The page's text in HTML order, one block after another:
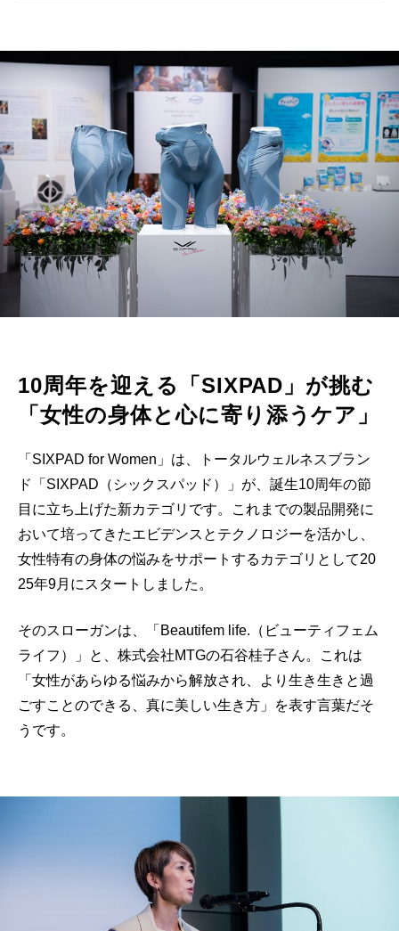
10周年を迎える「SIXPAD」が挑む
「女性の身体と心に寄り添うケア」
「SIXPAD for Women」は、トータルウェルネスブラン
ド「SIXPAD（シックスパッド）」が、誕生10周年の節
目に立ち上げた新カテゴリです。これまでの製品開発に
おいて培ってきたエビデンスとテクノロジーを活かし、
女性特有の身体の悩みをサポートするカテゴリとして20
25年9月にスタートしました。
そのスローガンは、「Beautifem life.（ビューティフェム
ライフ）」と、株式会社MTGの石谷桂子さん。これは
「女性があらゆる悩みから解放され、より生き生きと過
ごすことのできる、真に美しい生き方」を表す言葉だそ
うです。